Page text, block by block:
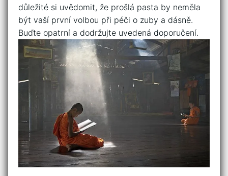
důležité si ‌uvědomit, že prošlá ‍pasta ⁤by‌ neměla
být‌ vaší první volbou při péči o ⁤zuby a dásně.
Buďte opatrní a dodržujte uvedená doporučení.